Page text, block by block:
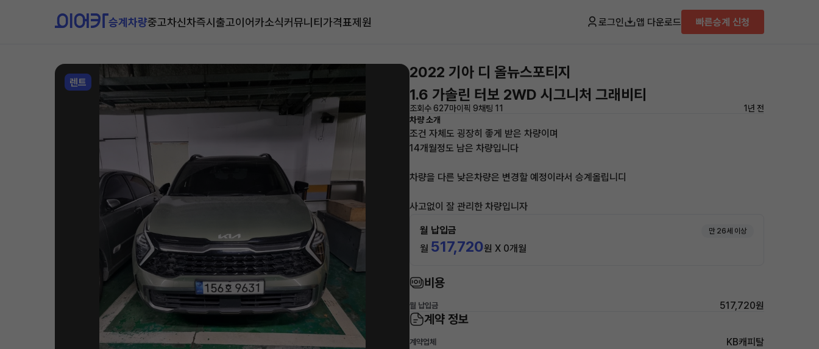
승계차량중고차신차즉시출고이어카소식커뮤니티가격표제원 로그인 앱 다운로드 빠른승계 신청
렌트
2022 기아 디 올뉴스포티지
1.6 가솔린 터보 2WD 시그니처 그래비티
조회수 627마이픽 9채팅 11
1년 전
차량 소개
조건 자체도 굉장히 좋게 받은 차량이며
14개월정도 남은 차량입니다
차량을 다른 낮은차량은 변경할 예정이라서 승계올립니디
사고없이 잘 관리한 차량입니자
월 납입금 만 26세 이상
월 517,720원 X 0개월
비용
월 납입금 517,720원
계약 정보
계약업체 KB캐피탈